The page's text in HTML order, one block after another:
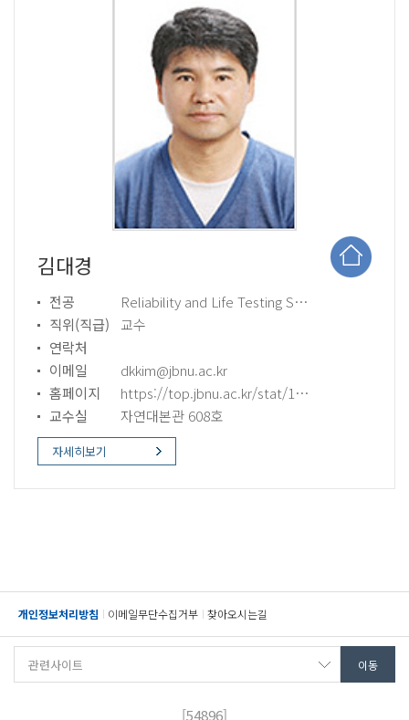
김대경
전공
Reliability and Life Testing Survey
직위(직급)
교수
연락처
이메일
dkkim@jbnu.ac.kr
홈페이지
https://top.jbnu.ac.kr/stat/14794/subview.do?enc=Zm5jdDF8QEB8JTJGamJudVByb2ZsJTJGc3RhdCUyRjU1JTJGOTAyMiUyRmFydGNsVmlldy5kbyUzRnBhZ2UlM0QxJTI2ZmluZFR5cGUlM0QlMjZmaW5kV29yZCUzRCUyNg%3D%3D
교수실
자연대본관 608호
자세히보기
개인정보처리방침 이메일무단수집거부 찾아오시는길
[54896]